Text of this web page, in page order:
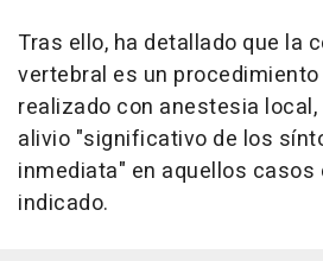
Tras ello, ha detallado que la
vertebral es un
realizado con anestesia
alivio "significativo de los
inmediata" en aquellos casos
indicado.